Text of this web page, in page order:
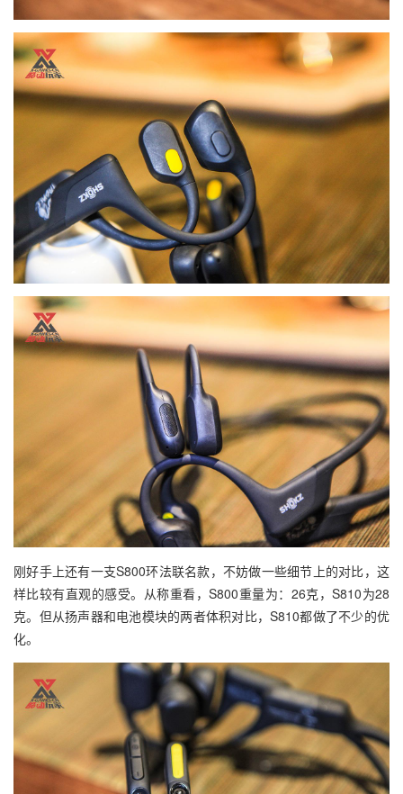
刚好手上还有一支S800环法联名款，不妨做一些细节上的对比，这
样比较有直观的感受。从称重看，S800重量为：26克，S810为28
克。但从扬声器和电池模块的两者体积对比，S810都做了不少的优
化。